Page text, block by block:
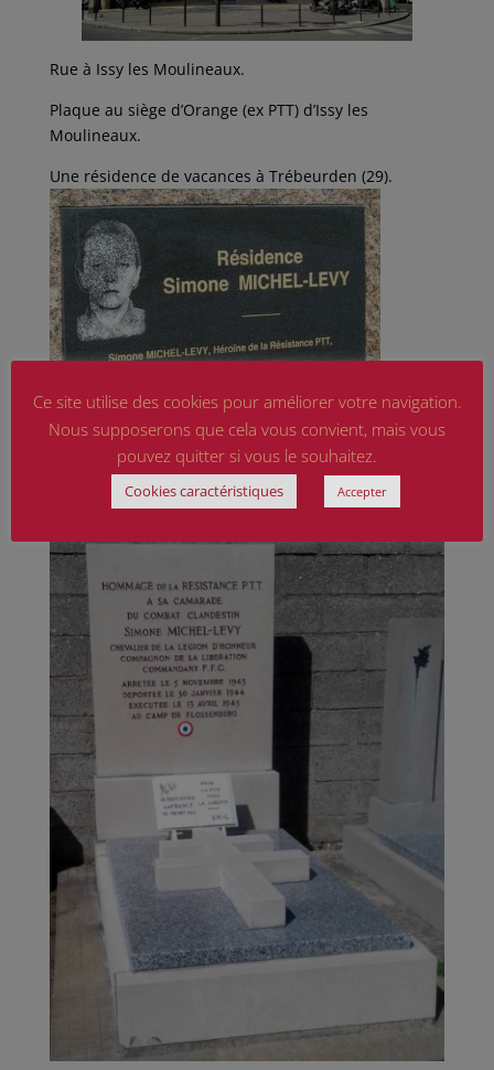
Rue à Issy les Moulineaux.
Plaque au siège d’Orange (ex PTT) d’Issy les
Moulineaux.
Une résidence de vacances à Trébeurden (29).
Cénotaphe au cimetière de Chaussin
Ce site utilise des cookies pour améliorer votre navigation.
Nous supposerons que cela vous convient, mais vous
pouvez quitter si vous le souhaitez.
Cookies caractéristiques Accepter